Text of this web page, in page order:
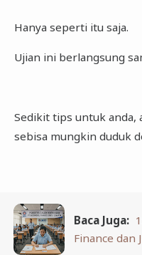
Hanya seperti itu saja.
Ujian ini berlangsung
Sedikit tips untuk anda,
sebisa mungkin duduk
Baca Juga:
Finance dan